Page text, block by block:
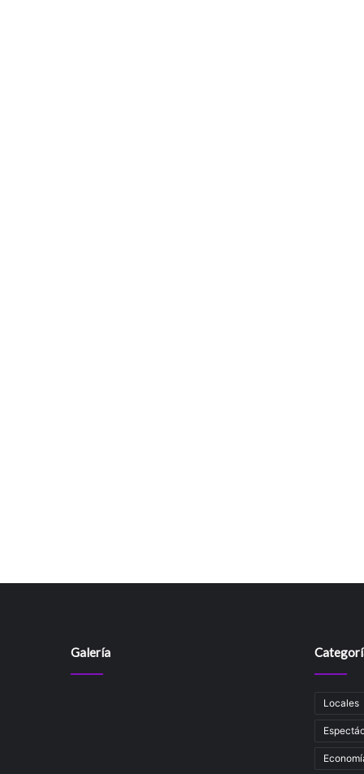
Galería
Locales